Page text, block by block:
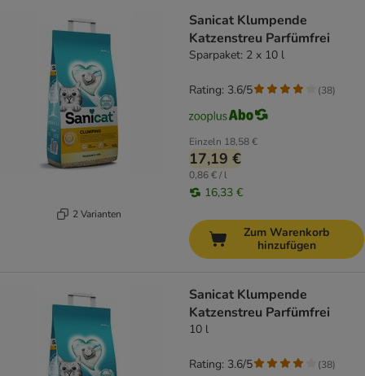
2 Varianten
Sanicat Klumpende
Katzenstreu Parfümfrei
Sparpaket: 2 x 10 l
Einzeln 18,58 €
17,19 €
0,86 € / l
16,33 €
Rating: 3.6/5 (38)
Zum Warenkorb
hinzufügen
Sanicat Klumpende
Katzenstreu Parfümfrei
10 l
Rating: 3.6/5 (38)